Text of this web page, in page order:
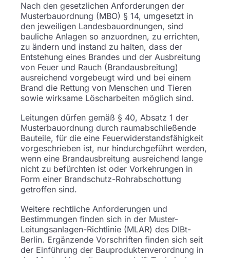
Nach den gesetzlichen Anforderungen der
Musterbauordnung (MBO) § 14, umgesetzt in
den jeweiligen Landesbauordnungen, sind
bauliche Anlagen so anzuordnen, zu errichten,
zu ändern und instand zu halten, dass der
Entstehung eines Brandes und der Ausbreitung
von Feuer und Rauch (Brandausbreitung)
ausreichend vorgebeugt wird und bei einem
Brand die Rettung von Menschen und Tieren
sowie wirksame Löscharbeiten möglich sind.
Leitungen dürfen gemäß § 40, Absatz 1 der
Musterbauordnung durch raumabschließende
Bauteile, für die eine Feuerwiderstandsfähigkeit
vorgeschrieben ist, nur hindurchgeführt werden,
wenn eine Brandausbreitung ausreichend lange
nicht zu befürchten ist oder Vorkehrungen in
Form einer Brandschutz-Rohrabschottung
getroffen sind.
Weitere rechtliche Anforderungen und
Bestimmungen finden sich in der Muster-
Leitungsanlagen-Richtlinie (MLAR) des DIBt-
Berlin. Ergänzende Vorschriften finden sich seit
der Einführung der Bauproduktenverordnung in